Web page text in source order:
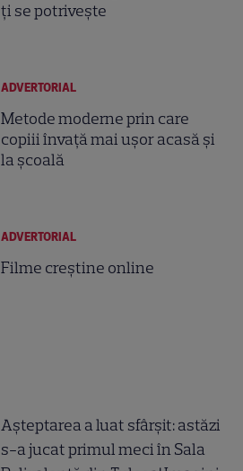
ți se potrivește
ADVERTORIAL
Metode moderne prin care
copiii învață mai ușor acasă și
la școală
ADVERTORIAL
Filme creștine online
Așteptarea a luat sfârșit: astăzi
s-a jucat primul meci în Sala